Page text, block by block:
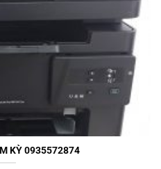
KỲ 0935572874